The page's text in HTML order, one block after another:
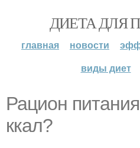
ДИЕТА ДЛЯ
главная новости
виды диет
Рацион
ккал?